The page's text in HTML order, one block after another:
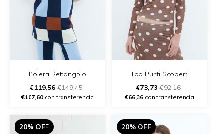
Polera Rettangolo
€119,56 €149,45
€107,60con transferencia
Top Punti Scoperti
€73,73 €92,16
€66,36 con transferencia
20% OFF 20% OFF